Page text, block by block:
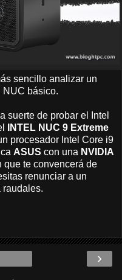
sencillo analizar un
NUC básico.
suerte de probar el Intel
INTEL NUC 9 Extreme
procesador Intel Core i9
ASUS con una NVIDIA
que te convencerá de
renunciar a un
raudales.
›